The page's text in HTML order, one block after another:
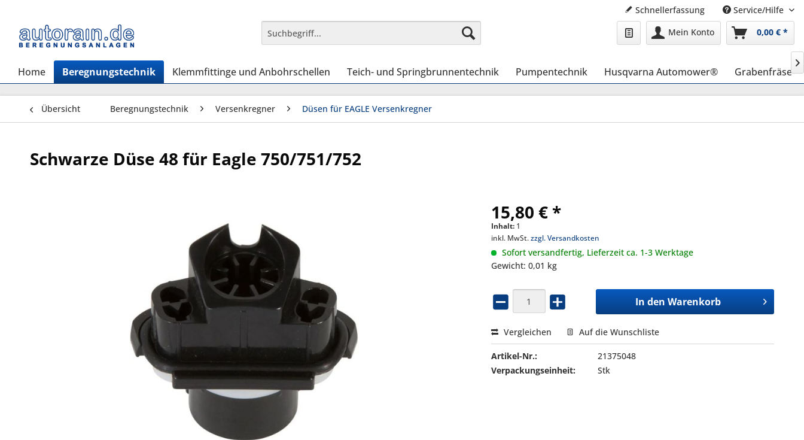
Schnellerfassung
Service/Hilfe
Mein Konto
0,00 € *
Home Beregnungstechnik Klemmfittinge und Anbohrschellen Teich- und Springbrunnentechnik Pumpentechnik Husqvarna Automower® Grabenfräse

Übersicht Beregnungstechnik Versenkregner Düsen für EAGLE Versenkregner
Schwarze Düse 48 für Eagle 750/751/752
15,80 € *
Inhalt: 1
inkl. MwSt.zzgl. Versandkosten
Sofort versandfertig, Lieferzeit ca. 1-3 Werktage
Gewicht: 0,01 kg
In den Warenkorb
Vergleichen Auf die Wunschliste
Artikel-Nr.:
21375048
Verpackungseinheit:
Stk